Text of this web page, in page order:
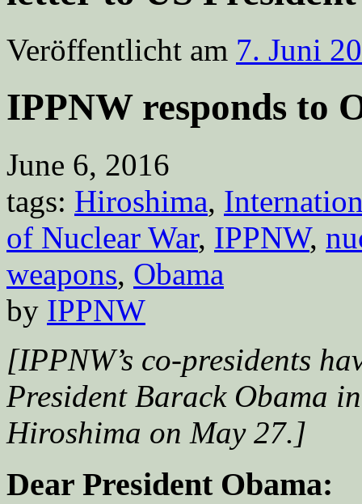
Veröffentlicht am 7. Juni
IPPNW responds to
June 6, 2016
tags: Hiroshima,
of Nuclear War, IPPNW,
weapons, Obama
by IPPNW
[IPPNW’s co-presidents
President Barack Obama
Hiroshima on May 27.]
Dear President Obama: